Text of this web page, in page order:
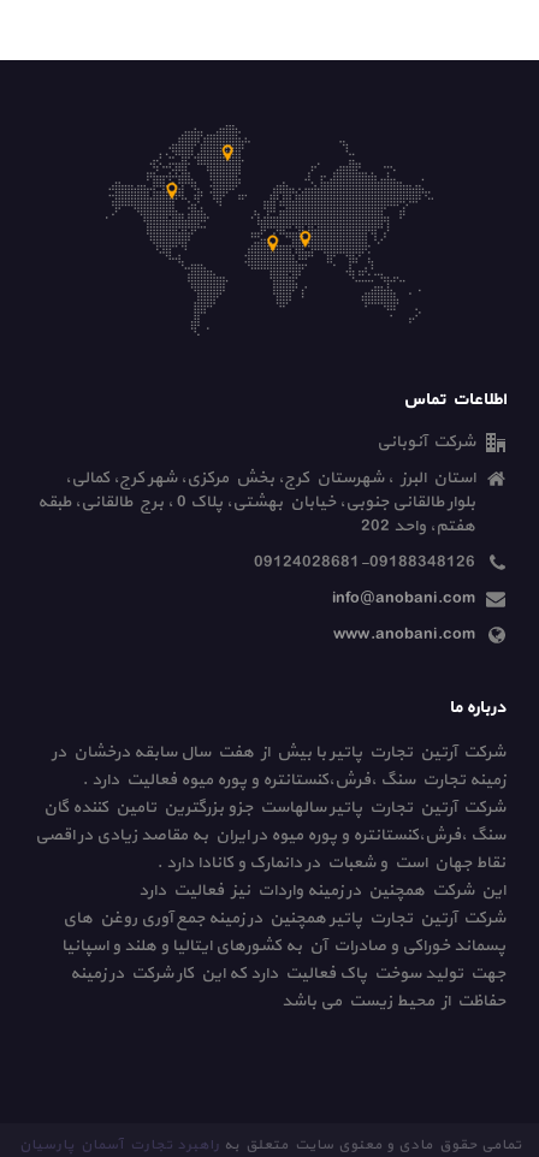
اطلاعات تماس
شرکت آنوبانی
استان البرز ، شهرستان کرج، بخش مرکزی، شهر کرج، کمالی،
بلوار طالقانی جنوبی، خیابان بهشتی، پلاک 0 ، برج طالقانی، طبقه
هفتم، واحد 202
09124028681-09188348126
info@anobani.com
www.anobani.com
درباره ما
شرکت آرتین تجارت پاتیر با بیش از هفت سال سابقه درخشان در
زمینه تجارت سنگ ،فرش،کنستانتره و پوره میوه فعالیت دارد .
شرکت آرتین تجارت پاتیر سالهاست جزو بزرگترین تامین کننده گان
سنگ ،فرش،کنستانتره و پوره میوه در ایران به مقاصد زیادی در اقصی
نقاط جهان است و شعبات در دانمارک و کانادا دارد .
این شرکت همچنین در زمینه واردات نیز فعالیت دارد
شرکت آرتین تجارت پاتیر همچنین در زمینه جمع آوری روغن های
پسماند خوراکی و صادرات آن به کشورهای ایتالیا و هلند و اسپانیا
جهت تولید سوخت پاک فعالیت دارد که این کار شرکت در زمینه
حفاظت از محیط زیست می باشد
تمامی حقوق مادی و معنوی سایت متعلق به راهبرد تجارت آسمان پارسیان